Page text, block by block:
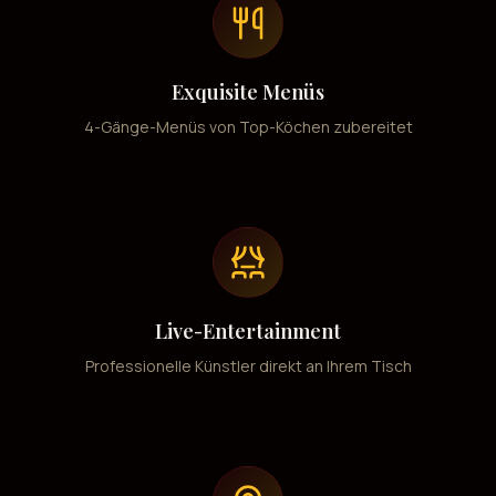
Exquisite Menüs
4-Gänge-Menüs von Top-Köchen zubereitet
Live-Entertainment
Professionelle Künstler direkt an Ihrem Tisch